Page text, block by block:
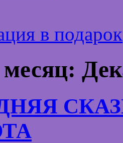
в подарок